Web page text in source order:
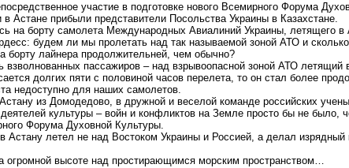
участие в подготовке нового Всемирного Форума
в Астане прибыли представители Посольства Украины в Казахстане.
на борту самолета Международных Авиалиний Украины, летящего в
будем ли мы пролетать над так называемой зоной АТО и
борту лайнера продолжительней, чем обычно?
пассажиров – над взрывоопасной зоной АТО летящий
долгих пяти с половиной часов перелета, то он стал более
недоступно для наших самолетов.
из Домодедово, в дружной и веселой команде российских
культуры – войн и конфликтов на Земле просто бы не было,
Форума Духовной Культуры.
Астану летел не над Востоком Украины и Россией, а делал
огромной высоте над простирающимся морским пространством…